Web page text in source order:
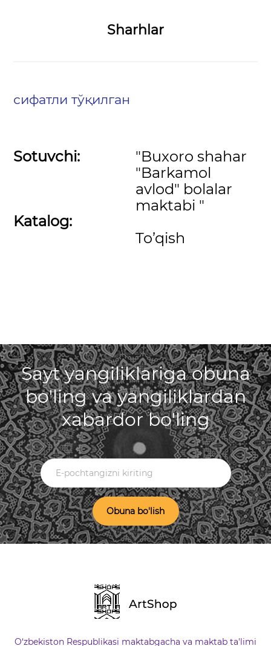
Sharhlar
сифатли тўқилган
Sotuvchi:
Katalog:
"Buxoro shahar
"Barkamol
avlod" bolalar
maktabi "
To’qish
Sayt yangiliklariga obuna
bo'ling va yangiliklardan
xabardor bo'ling
Obuna bo'lish
O‘zbekiston Respublikasi maktabgacha va maktab ta'limi